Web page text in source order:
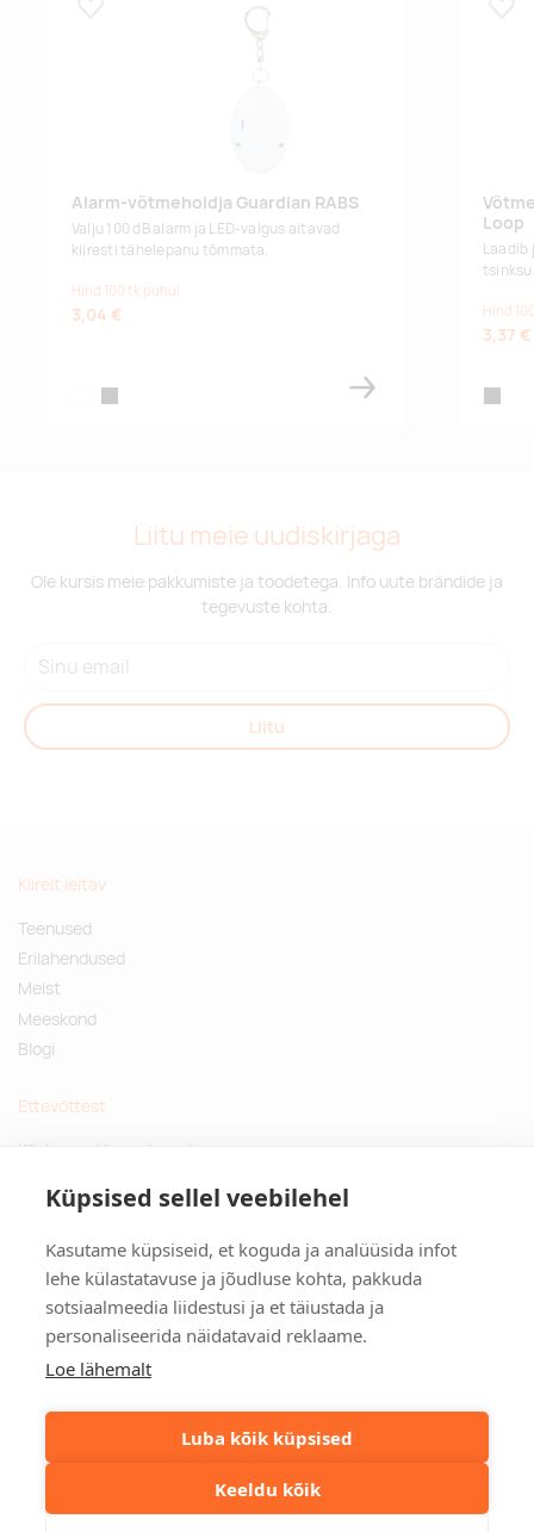
Küpsised sellel veebilehel
Kasutame küpsiseid, et koguda ja analüüsida infot
lehe külastatavuse ja jõudluse kohta, pakkuda
sotsiaalmeedia liidestusi ja et täiustada ja
personaliseerida näidatavaid reklaame.
Loe lähemalt
Luba kõik küpsised
Keeldu kõik
Alarm-võtmehoidja Guardian RABS
Valju 100 dB alarm ja LED-valgus aitavad
kiiresti tähelepanu tõmmata.
Hind 100 tk puhul
3,04 €
Loop
Laadib
Hind
3,37 €
Liitu meie uudiskirjaga
Ole kursis meie pakkumiste ja toodetega. Info uute brändide ja
tegevuste kohta.
Liitu
Kiirelt leitav
Teenused
Erilahendused
Meist
Meeskond
Blogi
Ettevõttest
Küsimused ja vastused
Privaatsuspoliitika
Kontakt
Tulika põik 3, Tallinn
info@kinkston.ee
+372 6989 100
Sotsiaalmeedia